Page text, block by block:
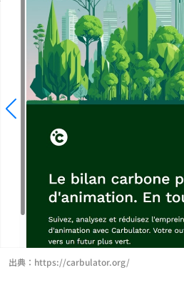
出典：https://carbulator.org/